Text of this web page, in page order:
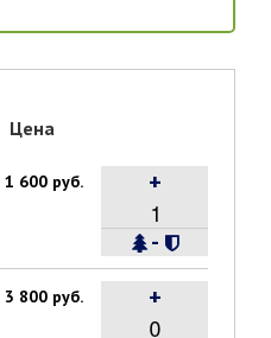
Цена
1 600 руб.
-
+
3 800 руб. +